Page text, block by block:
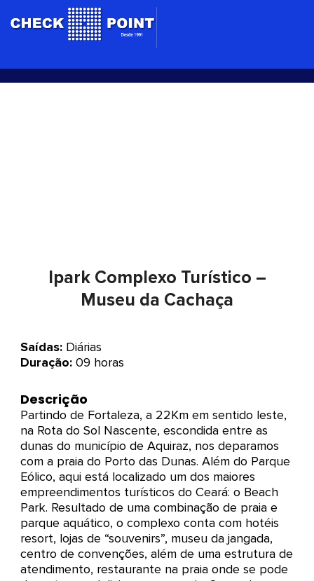
para
Ipark Complexo Turístico –
Museu da Cachaça
Saídas:Diárias
Duração:09 horas
Descrição
Partindo de Fortaleza, a 22Km em sentido leste,
na Rota do Sol Nascente, escondida entre as
dunas do município de Aquiraz, nos deparamos
com a praia do Porto das Dunas. Além do Parque
Eólico, aqui está localizado um dos maiores
empreendimentos turísticos do Ceará: o Beach
Park. Resultado de uma combinação de praia e
parque aquático, o complexo conta com hotéis
resort, lojas de “souvenirs”, museu da jangada,
centro de convenções, além de uma estrutura de
atendimento, restaurante na praia onde se pode